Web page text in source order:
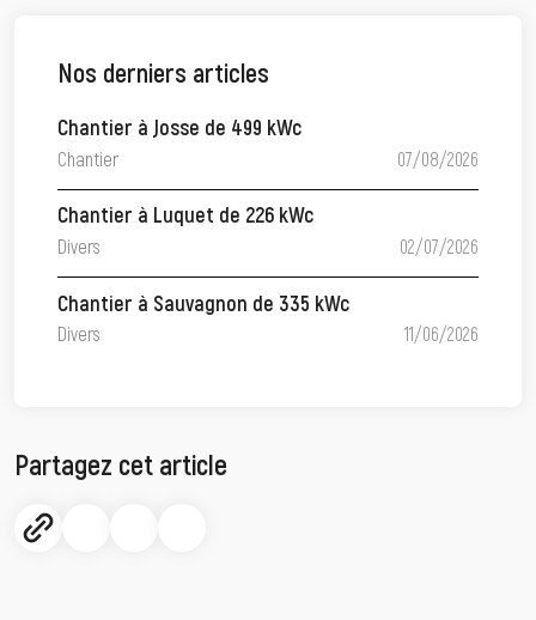
Nos derniers articles
Chantier à Josse de 499 kWc
Chantier 07/08/2026
Chantier à Luquet de 226 kWc
Divers 02/07/2026
Chantier à Sauvagnon de 335 kWc
Divers 11/06/2026
Partagez cet article